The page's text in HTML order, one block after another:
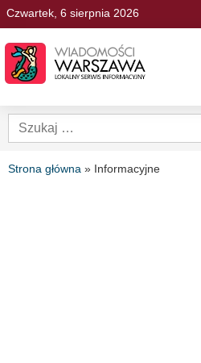
Czwartek, 6 sierpnia 2026
Strona główna » Informacyjne